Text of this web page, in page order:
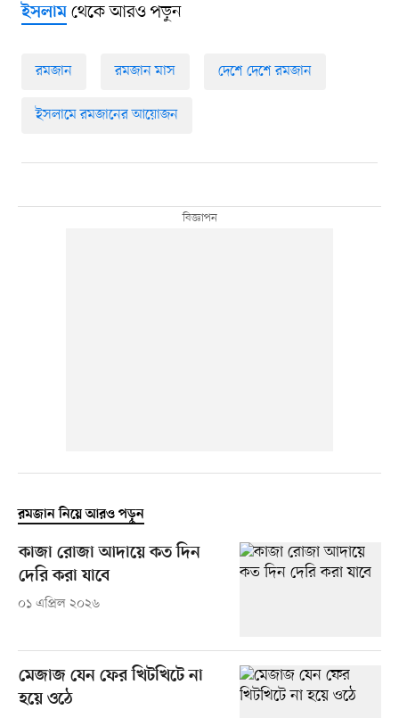
ইসলামথেকে আরও পড়ুন
রমজান রমজান মাস দেশে দেশে রমজান
ইসলামে রমজানের আয়োজন
রমজান নিয়ে আরও পড়ুন
কাজা রোজা আদায়ে কত দিন
দেরি করা যাবে
০১ এপ্রিল ২০২৬
মেজাজ যেন ফের খিটখিটে না
হয়ে ওঠে